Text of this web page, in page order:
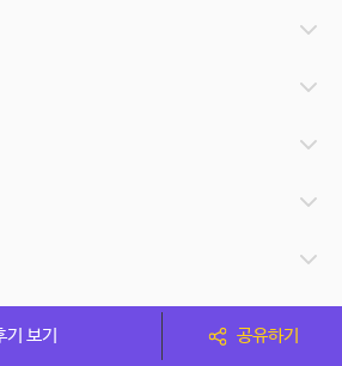
기 보기 공유하기